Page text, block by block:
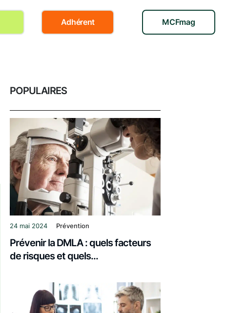
Adhérent MCFmag
POPULAIRES
24 mai 2024 Prévention
Prévenir la DMLA : quels facteurs
de risques et quels...